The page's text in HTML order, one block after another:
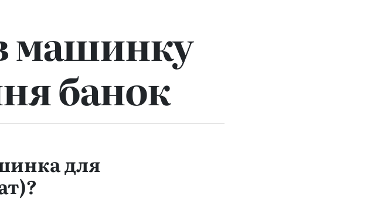
машинку
банок
для